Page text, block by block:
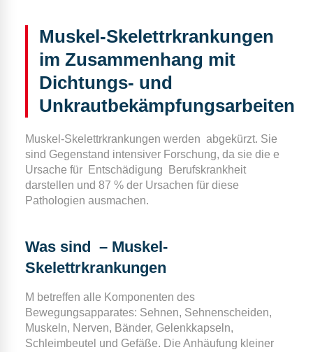
Muskel-Skelettrkrankungen
im Zusammenhang mit
Dichtungs- und
Unkrautbekämpfungsarbeiten
Muskel-Skelettrkrankungen werden abgekürzt. Sie
sind Gegenstand intensiver Forschung, da sie die e
Ursache für
Entschädigung
Berufskrankheit
darstellen und 87 % der Ursachen für diese
Pathologien ausmachen.
Was sind – Muskel-
Skelettrkrankungen
M betreffen alle Komponenten des
Bewegungsapparates: Sehnen, Sehnenscheiden,
Muskeln, Nerven, Bänder, Gelenkkapseln,
Schleimbeutel und Gefäße. Die Anhäufung kleiner